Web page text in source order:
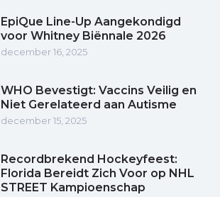
EpiQue Line-Up Aangekondigd
voor Whitney Biënnale 2026
december 16, 2025
WHO Bevestigt: Vaccins Veilig en
Niet Gerelateerd aan Autisme
december 15, 2025
Recordbrekend Hockeyfeest:
Florida Bereidt Zich Voor op NHL
STREET Kampioenschap